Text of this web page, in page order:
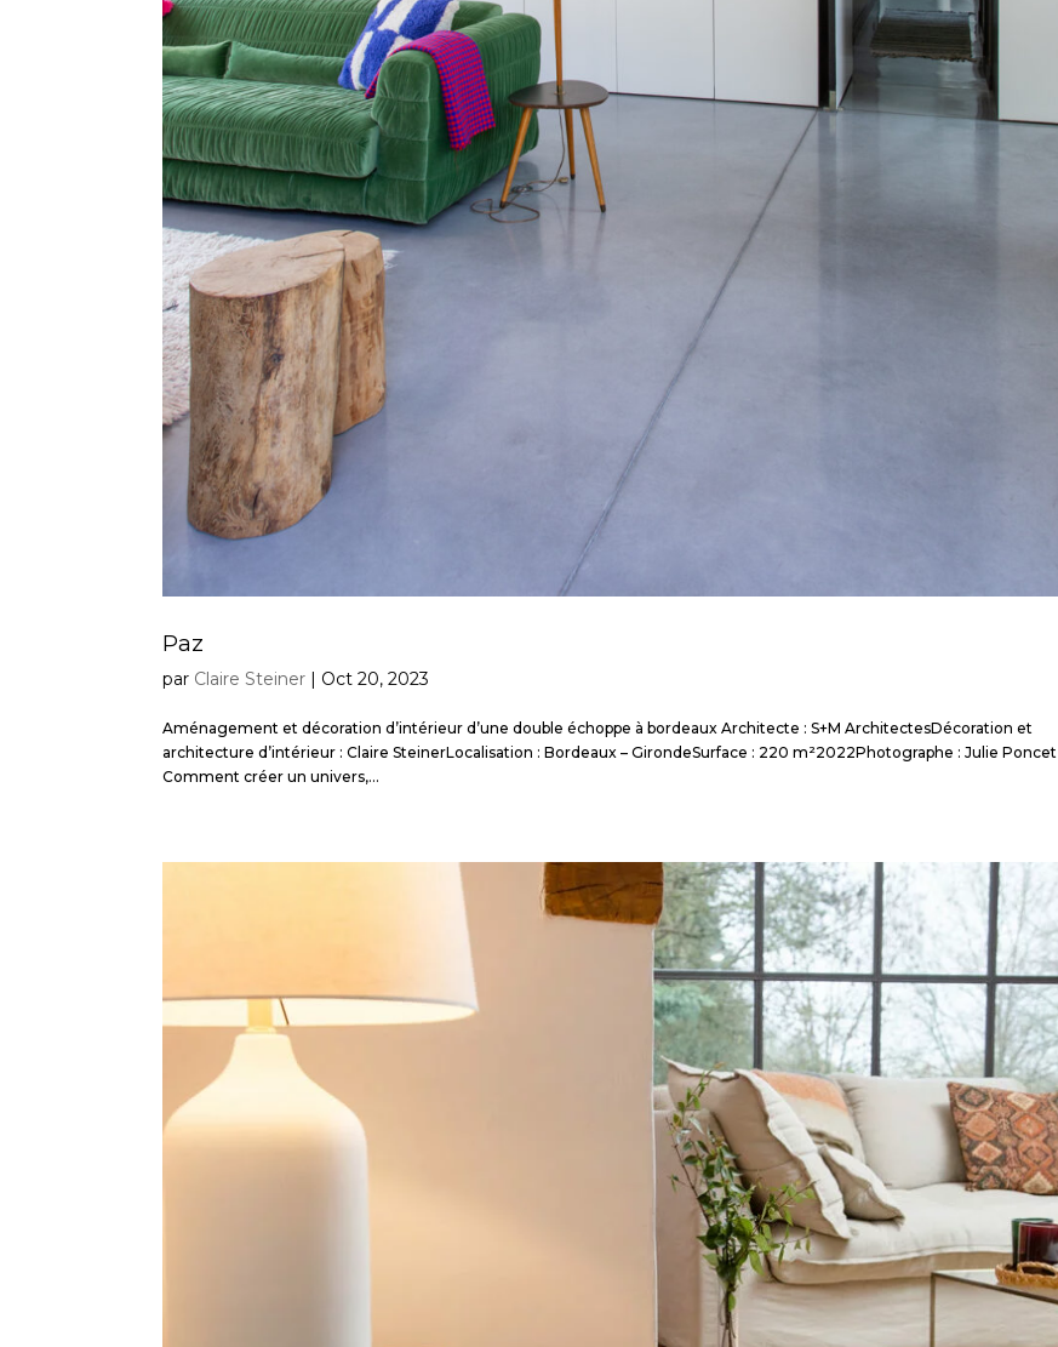
Paz
par Claire Steiner | Oct 20, 2023
Aménagement et décoration d’intérieur d’une double échoppe à bordeaux Architecte : S+M ArchitectesDécoration et
architecture d’intérieur : Claire SteinerLocalisation : Bordeaux – GirondeSurface : 220 m²2022Photographe : Julie Poncet
Comment créer un univers,...